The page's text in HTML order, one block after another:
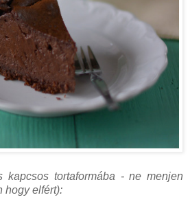
kapcsos tortaformába - ne menjen
hogy elfért):